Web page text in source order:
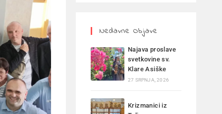
Nedavne Objave
Najava proslave
svetkovine sv.
Klare Asiške
27 SRPNJA, 2026
Krizmanici iz